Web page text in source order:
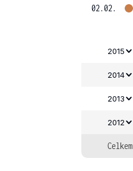
02.02.
2015
2014
2013
2012
Celkem